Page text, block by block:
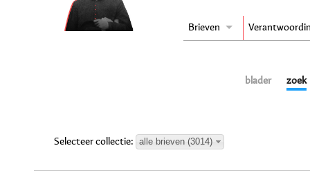
Brieven
blader zoek
Selecteer collectie: alle brieven (3014)